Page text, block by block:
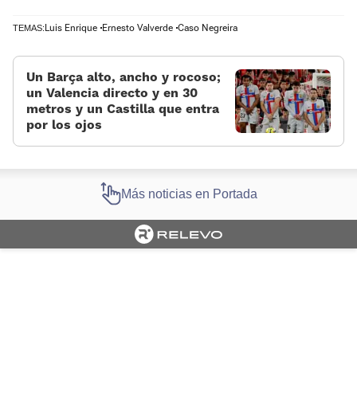
TEMAS: Luis Enrique Ernesto Valverde Caso Negreira
Un Barça alto, ancho y rocoso;
un Valencia directo y en 30
metros y un Castilla que entra
por los ojos
Más noticias en Portada